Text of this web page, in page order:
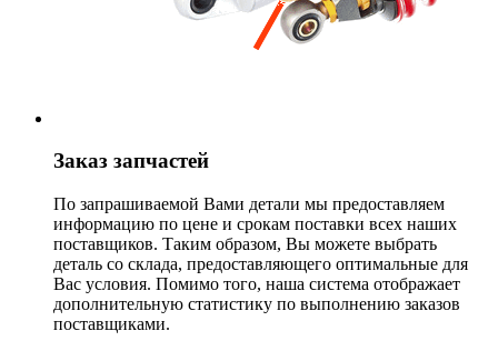
Заказ запчастей
По запрашиваемой Вами детали мы предоставляем
информацию по цене и срокам поставки всех наших
поставщиков. Таким образом, Вы можете выбрать
деталь со склада, предоставляющего оптимальные для
Вас условия. Помимо того, наша система отображает
дополнительную статистику по выполнению заказов
поставщиками.